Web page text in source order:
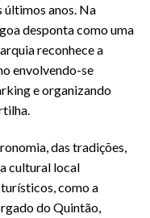
anos. Na
desponta como uma
reconhece a
envolvendo-se
e organizando
das tradições,
cultural local
como a
do Quintão,